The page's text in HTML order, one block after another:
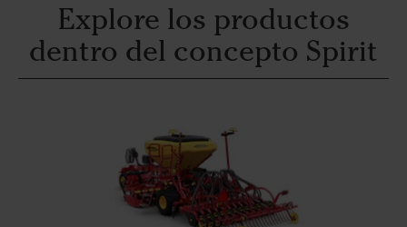
Explore los productos
dentro del concepto Spirit